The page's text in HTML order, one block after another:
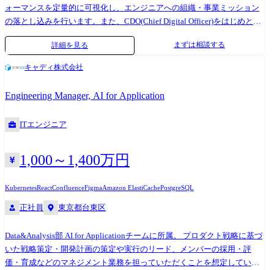
Marketplace) Google Cloud(一部サービス) IaC:Terraform ログ:Datadog
LogsとS3に集約 ●その他 コード管理: GitHub コミュニケーションツール:
Slack, Notion その他:Firebase, twilio, ImageFlux, OneSignal, Figma etc… AI
エージェント・LLMツール: GitHub Copilot Coding Agent, Devin, Cursor,
考え方を浸透させます。 ポストモーテムのファシリテーションや、テス
を高め、自律的な改善サイクルを回せるように支援します。 開発環境(主
on Rails 7.2系、RSpec ●Frontend 開発言語: TypeScript アーキテクチャ:
Next.js CSR(SPA), React Hooks, SWR ●Mobile(iOS) 開発言語: Swift
Marketplace) Google Cloud(一部サービス) IaC:Terraform ログ:Datadog
Slack, Notion その他:Firebase, twilio, ImageFlux, OneSignal, Figma etc… AI
エージェント・LLMツール: GitHub Copilot Coding Agent, Devin, Cursor,
Claude Code 組織カルチャー ●開発組織のカルチャー タイミーの開発組
ォーマンスを定量的に可視化し、エンジニアへの組織・事業ミッション
の落とし込みを行います。また、CDO(Chief Digital Officer)をはじめとし
た経営陣と共に、全社のエンジニアリングについて意思決定を行い、事
業成長を推進します。 【具体的な業務内容】 ・経営の意思決定を促進す
るための技術・組織戦略の立案と実行 ・中期的な視点から、開発組織に
補の育成 ・生産性と生産価値(アウトプット、アウトカム)の可視化と最
大化 ・エンジニアサイドとビジネスサイドの共通言語を生み出し、事業
目標の達成を推進 ・開発効率に関わる仕様や実装に関する効果的なドキ
伝えるための広報活動 【ミッション】 開発組織のエンゲージメントを高
め、事業成長を加速させることがミッションです。一人ひとりのエンジ
トエンド:HTML / Sass / JavaScript(TypeScript) / React / webpack ・モバイ
FuelPHP)、一部Goを導入 ・サーバ環境:AWS(EC2 / S3 / RDS / ElastiCache/
Elasticsearch、Lambda等) ・データベース:Aurora
(MySQL)/Redshift/BigQuery ・プロジェクト管理:Redmine / GitLab ・コミ
詳細を見る まずは相談する
キャディ株式会社
Engineering Manager, AI for Application
ITエンジニア
1,000～1,400万円
KubernetesReactConfluenceFigmaAmazon ElastiCachePostgreSQL
正社員 東京都台東区
Data&Analysis部 AI for Applicationチームに所属。 プロダクト戦略に基づ
いた戦略策定・開発計画の策定や実行のリード、メンバーの採用・評
価・育成などのマネジメント業務を担っていただくことを想定していま